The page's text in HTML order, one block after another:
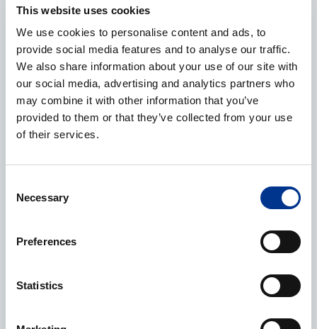
This website uses cookies
We use cookies to personalise content and ads, to
provide social media features and to analyse our traffic.
We also share information about your use of our site with
our social media, advertising and analytics partners who
may combine it with other information that you’ve
provided to them or that they’ve collected from your use
of their services.
Selection
Necessary
Preferences
Statistics
E-post *
Telefonnummer
Ytterligere informasjon